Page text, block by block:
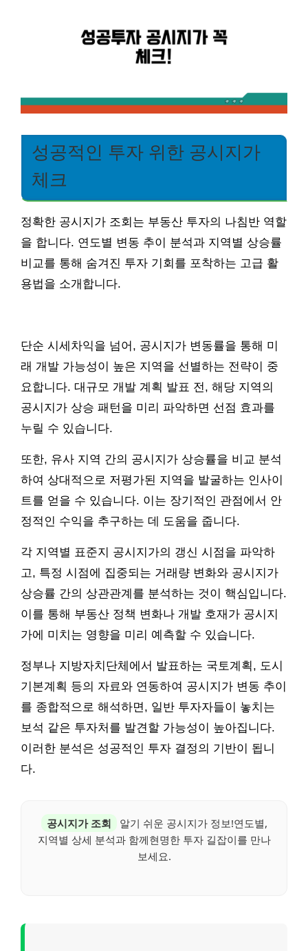
성공적인 투자 위한 공시지가
체크
정확한 공시지가 조회는 부동산 투자의 나침반 역할
을 합니다. 연도별 변동 추이 분석과 지역별 상승률
비교를 통해 숨겨진 투자 기회를 포착하는 고급 활
용법을 소개합니다.
단순 시세차익을 넘어, 공시지가 변동률을 통해 미
래 개발 가능성이 높은 지역을 선별하는 전략이 중
요합니다. 대규모 개발 계획 발표 전, 해당 지역의
공시지가 상승 패턴을 미리 파악하면 선점 효과를
누릴 수 있습니다.
또한, 유사 지역 간의 공시지가 상승률을 비교 분석
하여 상대적으로 저평가된 지역을 발굴하는 인사이
트를 얻을 수 있습니다. 이는 장기적인 관점에서 안
정적인 수익을 추구하는 데 도움을 줍니다.
각 지역별 표준지 공시지가의 갱신 시점을 파악하
고, 특정 시점에 집중되는 거래량 변화와 공시지가
상승률 간의 상관관계를 분석하는 것이 핵심입니다.
이를 통해 부동산 정책 변화나 개발 호재가 공시지
가에 미치는 영향을 미리 예측할 수 있습니다.
정부나 지방자치단체에서 발표하는 국토계획, 도시
기본계획 등의 자료와 연동하여 공시지가 변동 추이
를 종합적으로 해석하면, 일반 투자자들이 놓치는
보석 같은 투자처를 발견할 가능성이 높아집니다.
이러한 분석은 성공적인 투자 결정의 기반이 됩니
다.
공시지가 조회
알기 쉬운 공시지가 정보!연도별,
지역별 상세 분석과 함께현명한 투자 길잡이를 만나
보세요.